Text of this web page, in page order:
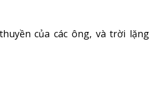
của các ông, và trời lặng